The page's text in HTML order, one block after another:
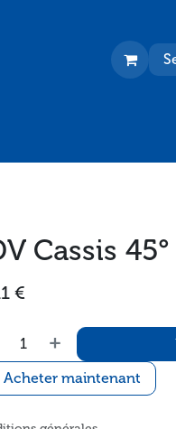
Cassis
€
Acheter maintenant